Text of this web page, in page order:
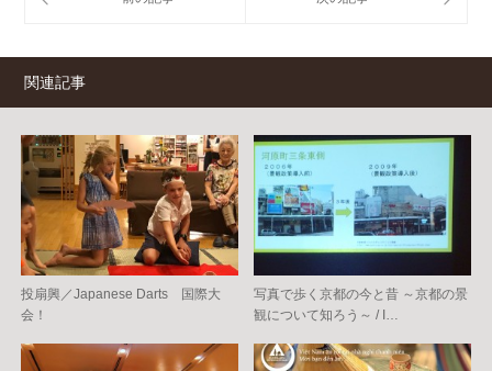
関連記事
投扇興／Japanese Darts 国際大
会！
写真で歩く京都の今と昔 ～京都の景
観について知ろう～ / I…